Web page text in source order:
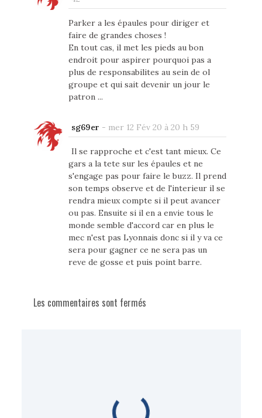
Parker a les épaules pour diriger et
faire de grandes choses !
En tout cas, il met les pieds au bon
endroit pour aspirer pourquoi pas a
plus de responsabilites au sein de ol
groupe et qui sait devenir un jour le
patron ...
sg69er - mer 12 Fév 20 à 20 h 59
Il se rapproche et c'est tant mieux. Ce
gars a la tete sur les épaules et ne
s'engage pas pour faire le buzz. Il prend
son temps observe et de l'interieur il se
rendra mieux compte si il peut avancer
ou pas. Ensuite si il en a envie tous le
monde semble d'accord car en plus le
mec n'est pas Lyonnais donc si il y va ce
sera pour gagner ce ne sera pas un
reve de gosse et puis point barre.
Les commentaires sont fermés